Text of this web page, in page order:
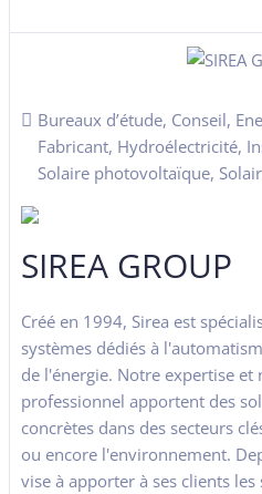
Bureaux d’étude, Conseil,
Fabricant, Hydroélectricité,
Solaire photovoltaïque,
SIREA GROUP
Créé en 1994, Sirea est
systèmes dédiés à
de l'énergie. Notre expertise
professionnel apportent des
concrètes dans des secteurs
ou encore l'environnement.
vise à apporter à ses clients